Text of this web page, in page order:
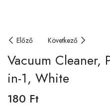
Előző Következő
Vacuum Cleaner,
in-1, White
180 Ft